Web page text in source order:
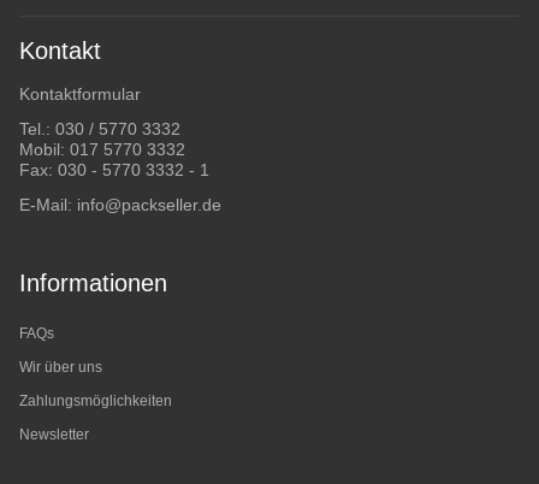
Kontakt
Kontaktformular
Tel.: 030 / 5770 3332
Mobil: 017 5770 3332
Fax: 030 - 5770 3332 - 1
E-Mail: info@packseller.de
Informationen
FAQs
Wir über uns
Zahlungsmöglichkeiten
Newsletter